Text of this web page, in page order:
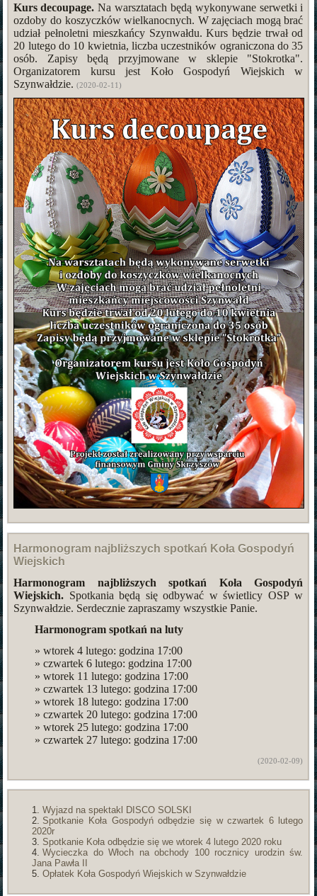
Kurs decoupage. Na warsztatach będą wykonywane serwetki i
ozdoby do koszyczków wielkanocnych. W zajęciach mogą brać
udział pełnoletni mieszkańcy Szynwałdu. Kurs będzie trwał od
20 lutego do 10 kwietnia, liczba uczestników ograniczona do 35
osób. Zapisy będą przyjmowane w sklepie "Stokrotka".
Organizatorem kursu jest Koło Gospodyń Wiejskich w
Szynwałdzie.(2020-02-11)
Harmonogram najbliższych spotkań Koła Gospodyń
Wiejskich
Harmonogram najbliższych spotkań Koła Gospodyń
Wiejskich. Spotkania będą się odbywać w świetlicy OSP w
Szynwałdzie. Serdecznie zapraszamy wszystkie Panie.
Harmonogram spotkań na luty
» wtorek 4 lutego: godzina 17:00
» czwartek 6 lutego: godzina 17:00
» wtorek 11 lutego: godzina 17:00
» czwartek 13 lutego: godzina 17:00
» wtorek 18 lutego: godzina 17:00
» czwartek 20 lutego: godzina 17:00
» wtorek 25 lutego: godzina 17:00
» czwartek 27 lutego: godzina 17:00
(2020-02-09)
Wyjazd na spektakl DISCO SOLSKI
Spotkanie Koła Gospodyń odbędzie się w czwartek 6 lutego
2020r
Spotkanie Koła odbędzie się we wtorek 4 lutego 2020 roku
Wycieczka do Włoch na obchody 100 rocznicy urodzin św.
Jana Pawła II
Opłatek Koła Gospodyń Wiejskich w Szynwałdzie